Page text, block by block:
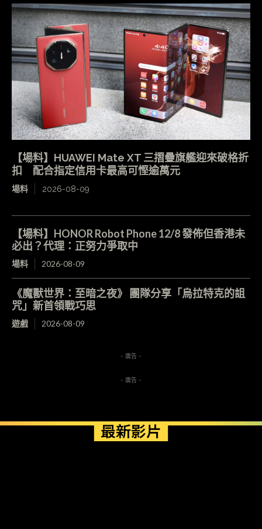
【場料】HUAWEI Mate XT 三摺疊旗艦迎來破格折
扣 配合指定信用卡最高可慳逾萬元
場料 2026-08-09
【場料】HONOR Robot Phone 12/8 發佈但香港未
必出？代理：正努力爭取中
場料 2026-08-09
《魔獸世界：至暗之夜》 團隊分享「烏拉特克的詛
咒」新首領戰巧思
遊戲 2026-08-09
- 廣告 -
- 廣告 -
最新影片